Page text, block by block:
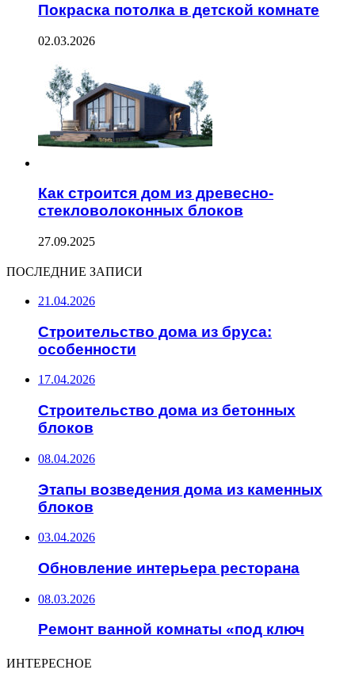
Покраска потолка в детской комнате
02.03.2026
Как строится дом из древесно-
стекловолоконных блоков
27.09.2025
ПОСЛЕДНИЕ ЗАПИСИ
21.04.2026
Строительство дома из бруса:
особенности
17.04.2026
Строительство дома из бетонных
блоков
08.04.2026
Этапы возведения дома из каменных
блоков
03.04.2026
Обновление интерьера ресторана
08.03.2026
Ремонт ванной комнаты «под ключ
ИНТЕРЕСНОЕ